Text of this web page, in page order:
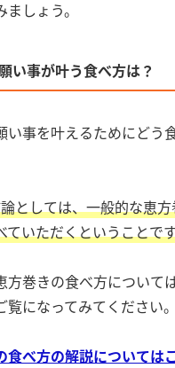
しょう。
い事が叶う食べ方は？
い事を叶えるためにどう
としては、一般的な恵
ていただくということで
方巻きの食べ方について
覧になってみてください。
べ方の解説については